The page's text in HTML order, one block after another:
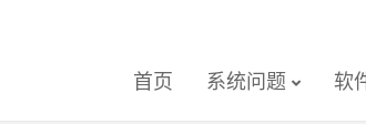
首页 系统问题 软